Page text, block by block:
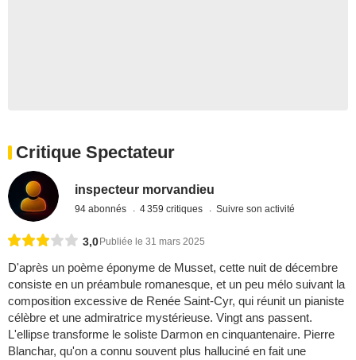
Critique Spectateur
inspecteur morvandieu
94 abonnés 4 359 critiques Suivre son activité
3,0 Publiée le 31 mars 2025
D'après un poème éponyme de Musset, cette nuit de décembre
consiste en un préambule romanesque, et un peu mélo suivant la
composition excessive de Renée Saint-Cyr, qui réunit un pianiste
célèbre et une admiratrice mystérieuse. Vingt ans passent.
L'ellipse transforme le soliste Darmon en cinquantenaire. Pierre
Blanchar, qu'on a connu souvent plus halluciné en fait une